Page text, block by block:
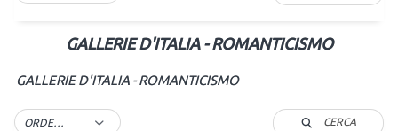
GALLERIE D'ITALIA - ROMANTICISMO
GALLERIE D'ITALIA - ROMANTICISMO
ORDER BY DEFAULT CERCA